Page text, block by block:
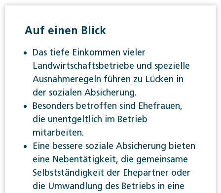
Auf einen Blick
Das tiefe Einkommen vieler
Landwirtschaftsbetriebe und spezielle
Ausnahmeregeln führen zu Lücken in
der sozialen Absicherung.
Besonders betroffen sind Ehefrauen,
die unentgeltlich im Betrieb
mitarbeiten.
Eine bessere soziale Absicherung bieten
eine Nebentätigkeit, die gemeinsame
Selbstständigkeit der Ehepartner oder
die Umwandlung des Betriebs in eine